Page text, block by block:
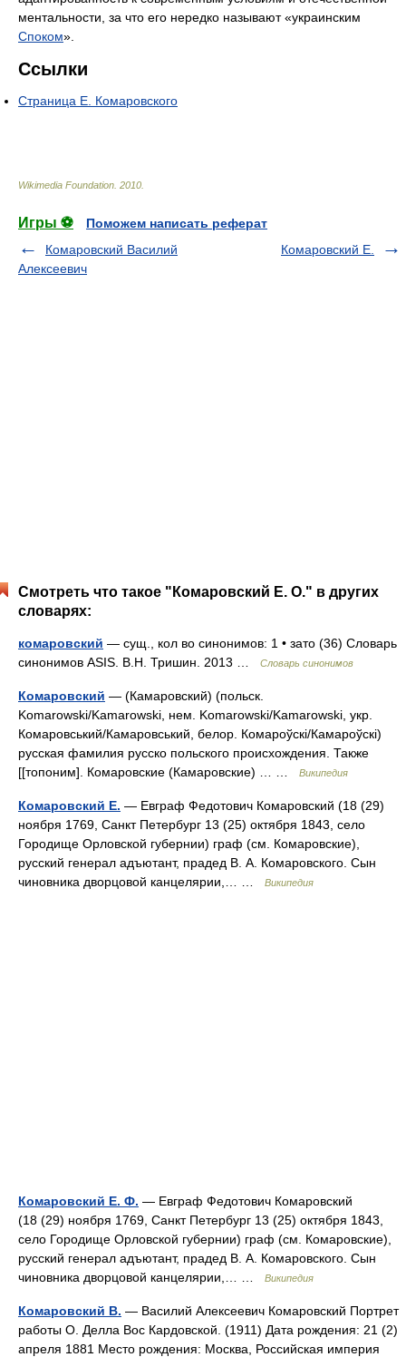
ментальности, за что его нередко называют «украинским
Споком».
Ссылки
Страница Е. Комаровского
Wikimedia Foundation 2010
Игры ⚽
Поможем написать реферат
Комаровский Василий
Алексеевич
Комаровский Е.
Смотреть что такое "Комаровский Е. О." в других
словарях:
комаровский — сущ., кол во синонимов: 1 • зато (36) Словарь
синонимов ASIS. В.Н. Тришин. 2013 …
Словарь синонимов
Комаровский — (Камаровский) (польск.
Komarowski/Kamarowski, нем. Komarowski/Kamarowski, укр.
Комаровський/Камаровський, белор. Комароўскі/Камароўскі)
русская фамилия русско польского происхождения. Также
[[топоним]. Комаровские (Камаровские) … …
Википедия
Комаровский Е. — Евграф Федотович Комаровский (18 (29)
ноября 1769, Санкт Петербург 13 (25) октября 1843, село
Городище Орловской губернии) граф (см. Комаровские),
русский генерал адъютант, прадед В. А. Комаровского. Сын
чиновника дворцовой канцелярии,… …
Википедия
Комаровский Е. Ф. — Евграф Федотович Комаровский
(18 (29) ноября 1769, Санкт Петербург 13 (25) октября 1843,
село Городище Орловской губернии) граф (см. Комаровские),
русский генерал адъютант, прадед В. А. Комаровского. Сын
чиновника дворцовой канцелярии,… …
Википедия
Комаровский В. — Василий Алексеевич Комаровский Портрет
работы О. Делла Вос Кардовской. (1911) Дата рождения: 21 (2)
апреля 1881 Место рождения: Москва, Российская империя